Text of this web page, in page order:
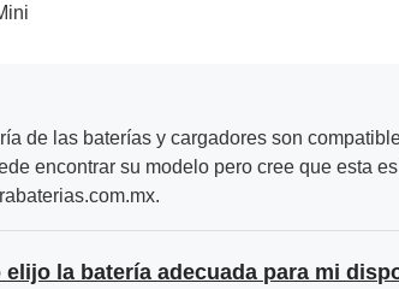
de las baterías y cargadores son
encontrar su modelo pero cree que esta
elijo la batería adecuada para mi